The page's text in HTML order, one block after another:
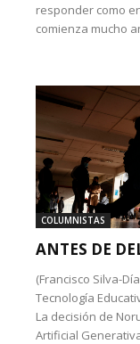
responder como
comienza mucho
COLUMNISTAS
ANTES DE
(Francisco Silva-
Tecnología
La decisión de
Artificial